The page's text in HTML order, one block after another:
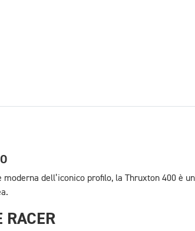
dell’iconico profilo, la Thruxton 400 è
RACER